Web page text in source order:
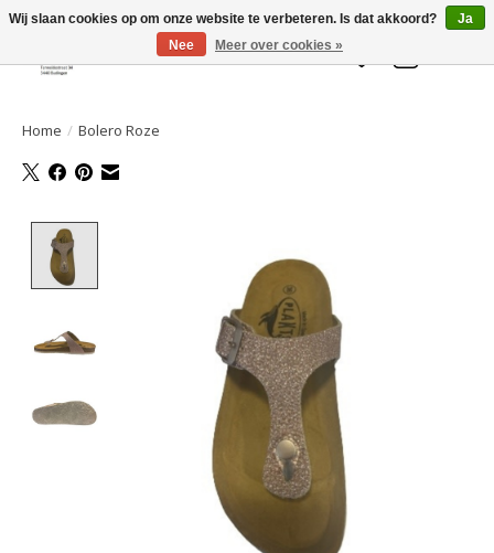
Welkom bij de Gelaarsde KAT
Verlanglijst
Home / Bolero Roze
Wij slaan cookies op om onze website te verbeteren. Is dat akkoord?
Ja
Nee
Meer over cookies »